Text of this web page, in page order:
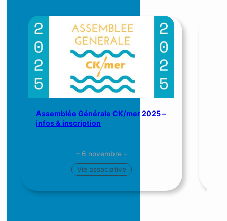
Assemblée Générale CK/mer 2025 –
infos & inscription
– 6 novembre –
Vie associative